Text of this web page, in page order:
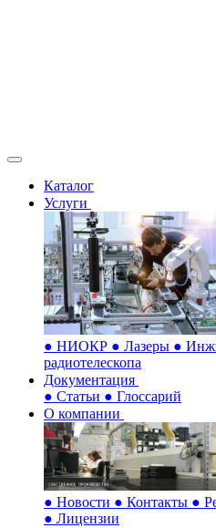
Каталог
Услуги
● НИОКР ● Лазеры ●
радиотелескопа
Документация
● Статьи ● Глоссарий
О компании
● Новости ● Контакты ●
● Лицензии